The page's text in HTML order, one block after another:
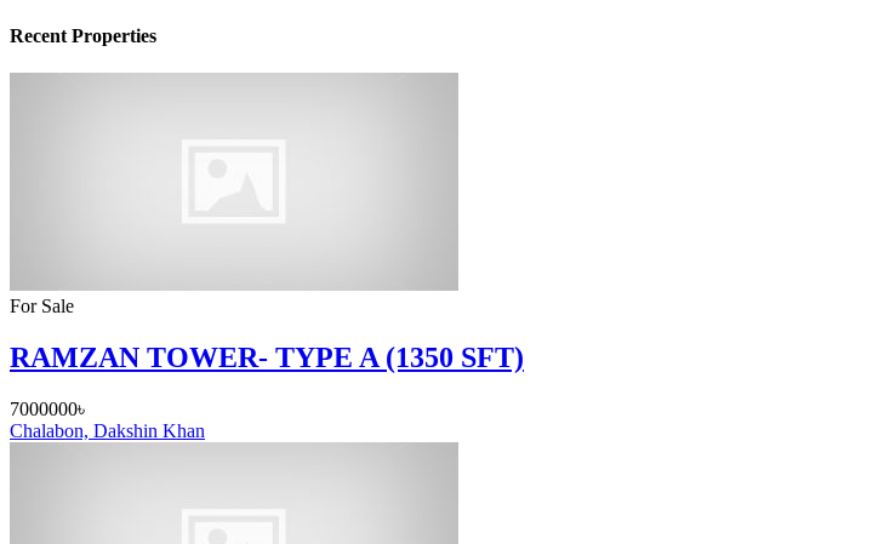
Recent Properties
For Sale
RAMZAN TOWER- TYPE A (1350 SFT)
7000000৳
Chalabon, Dakshin Khan